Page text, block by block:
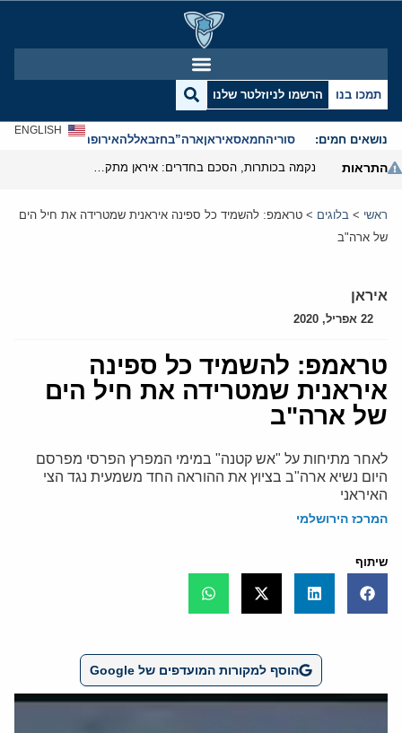
תמכו בנו הרשמו לניוזלטר שלנו
נושאים חמים: סוריהחמאסאיראןארה”בחזבאללהאירופהאנטישמיות
ENGLISH
התראות
ראשי > בלוגים > טראמפ: להשמיד כל ספינה איראנית שמטרידה את חיל הים
של ארה"ב
איראן
22 אפריל, 2020
טראמפ: להשמיד כל ספינה
איראנית שמטרידה את חיל הים
של ארה"ב
לאחר מתיחות על "אש קטנה" במימי המפרץ הפרסי מפרסם
היום נשיא ארה"ב בציוץ את ההוראה החד משמעית נגד הצי
האיראני
המרכז הירושלמי
שיתוף
הוסף למקורות המועדפים של Google